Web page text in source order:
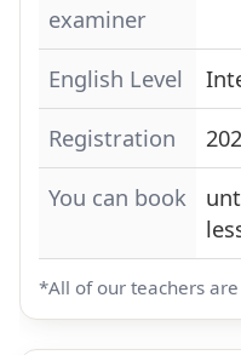
examiner
English Level
Registration
You can book
*All of our teachers